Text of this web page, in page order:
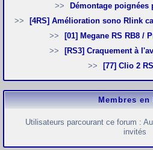
Démontage
[4RS] Amélioration sono Rlink
[01] Megane RS RB8 /
[RS3] Craquement à
[77] Clio 2
Membres
Utilisateurs parcourant ce forum :
invités